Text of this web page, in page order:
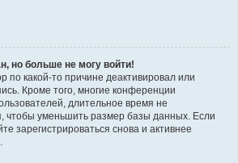
но больше не могу войти!
по какой-то причине деактивировал или
Кроме того, многие конференции
длительное время не
чтобы уменьшить размер базы данных. Если
зарегистрироваться снова и активнее